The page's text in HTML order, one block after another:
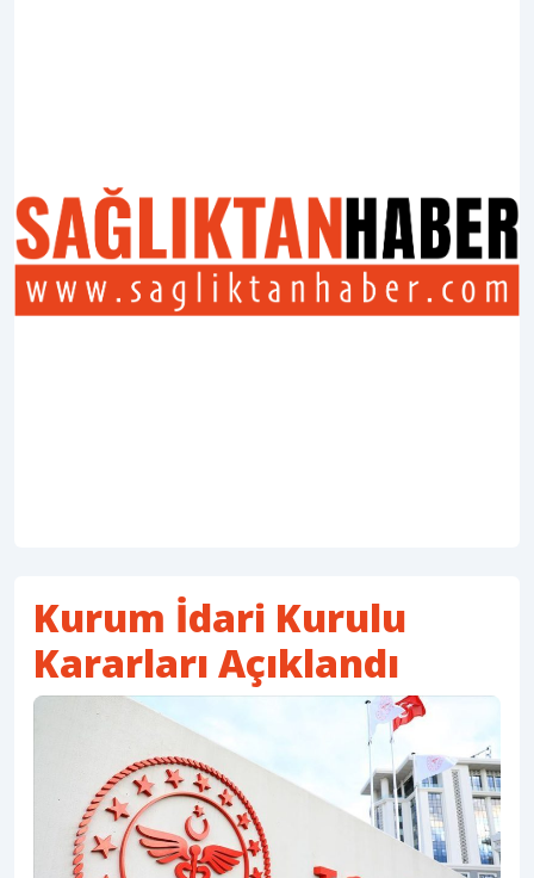
Kurum İdari Kurulu
Kararları Açıklandı